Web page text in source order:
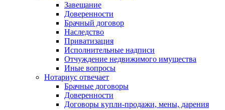
Завещание
Доверенности
Брачный договор
Наследство
Приватизация
Исполнительные надписи
Отчуждение недвижимого имущества
Иные вопросы
Нотариус отвечает
Брачные договоры
Доверенности
Договоры купли-продажи, мены, дарения